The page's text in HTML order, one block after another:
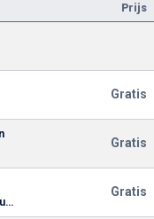
Prijs
Gratis
Gratis
Middlesbrough
Gratis